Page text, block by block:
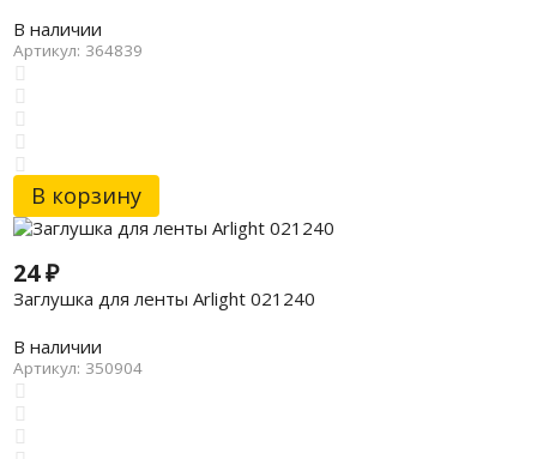
В наличии
Артикул: 364839
В корзину
24₽
Заглушка для ленты Arlight 021240
В наличии
Артикул: 350904